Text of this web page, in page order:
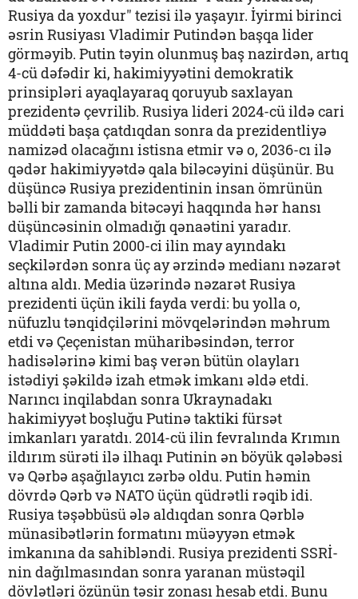
Rusiya da yoxdur" tezisi ilə yaşayır. İyirmi birinci
əsrin Rusiyası Vladimir Putindən başqa lider
görməyib. Putin təyin olunmuş baş nazirdən, artıq
4-cü dəfədir ki, hakimiyyətini demokratik
prinsipləri ayaqlayaraq qoruyub saxlayan
prezidentə çevrilib. Rusiya lideri 2024-cü ildə cari
müddəti başa çatdıqdan sonra da prezidentliyə
namizəd olacağını istisna etmir və o, 2036-cı ilə
qədər hakimiyyətdə qala biləcəyini düşünür. Bu
düşüncə Rusiya prezidentinin insan ömrünün
bəlli bir zamanda bitəcəyi haqqında hər hansı
düşüncəsinin olmadığı qənaətini yaradır.
Vladimir Putin 2000-ci ilin may ayındakı
seçkilərdən sonra üç ay ərzində medianı nəzarət
altına aldı. Media üzərində nəzarət Rusiya
prezidenti üçün ikili fayda verdi: bu yolla o,
nüfuzlu tənqidçilərini mövqelərindən məhrum
etdi və Çeçenistan müharibəsindən, terror
hadisələrinə kimi baş verən bütün olayları
istədiyi şəkildə izah etmək imkanı əldə etdi.
Narıncı inqilabdan sonra Ukraynadakı
hakimiyyət boşluğu Putinə taktiki fürsət
imkanları yaratdı. 2014-cü ilin fevralında Krımın
ildırım sürəti ilə ilhaqı Putinin ən böyük qələbəsi
və Qərbə aşağılayıcı zərbə oldu. Putin həmin
dövrdə Qərb və NATO üçün qüdrətli rəqib idi.
Rusiya təşəbbüsü ələ aldıqdan sonra Qərblə
münasibətlərin formatını müəyyən etmək
imkanına da sahibləndi. Rusiya prezidenti SSRİ-
nin dağılmasından sonra yaranan müstəqil
dövlətləri özünün təsir zonası hesab etdi. Bunu